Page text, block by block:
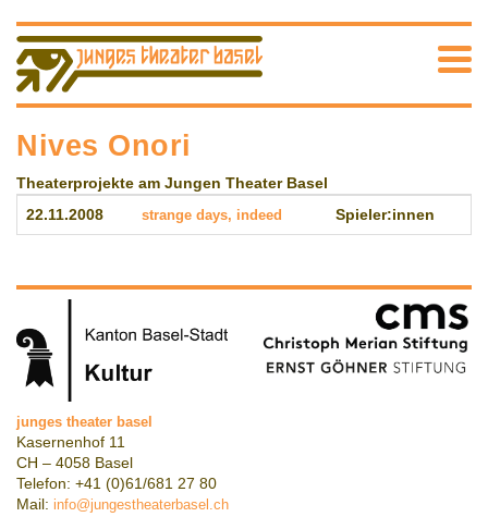
Nives Onori
Theaterprojekte am Jungen Theater Basel
22.11.2008 strange days, indeed Spieler:innen
junges theater basel
Kasernenhof 11
CH – 4058 Basel
Telefon: +41 (0)61/681 27 80
Mail: info@jungestheaterbasel.ch